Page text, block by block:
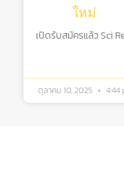
ใหม่
เปิดรับสมัครแล้ว Sci
ตุลาคม 10, 2025 4:44